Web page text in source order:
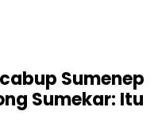
Sumenep
Sumekar: Itu